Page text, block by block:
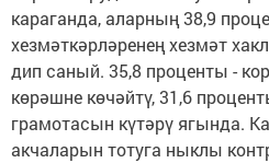
караганда, аларның 38,9
хезмәткәрләренең хезмәт
дип саный. 35,8 проценты -
көрәшне көчәйтү, 31,6
грамотасын күтәрү ягында.
акчаларын тотуга ныклы